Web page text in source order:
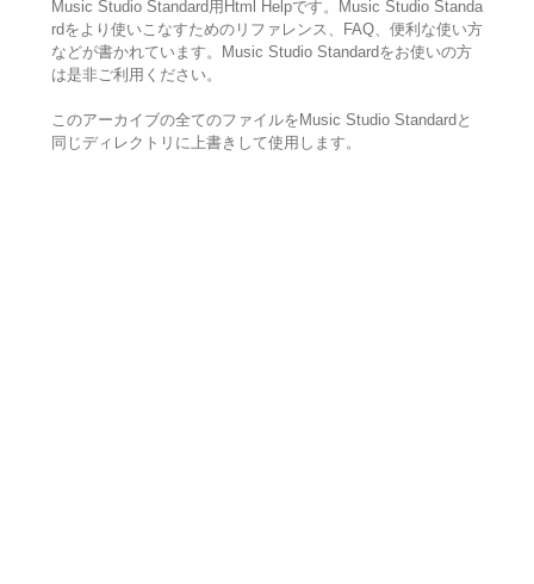
Music Studio Standard用Html Helpです。Music Studio Standa
rdをより使いこなすためのリファレンス、FAQ、便利な使い方
などが書かれています。Music Studio Standardをお使いの方
は是非ご利用ください。
このアーカイブの全てのファイルをMusic Studio Standardと
同じディレクトリに上書きして使用します。